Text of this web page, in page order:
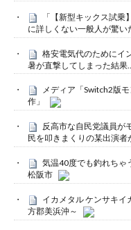
「【新型キックス試
に詳しくない一般人が驚い
格安電気代のためにイ
暑が直撃してしまった結果
メディア「Switch2版
作」
反高市な自民党議員が
民を叩きまくりの某出演
気温40度でも釣れちゃ
松阪市
イカメタル ケンサキ
方郡美浜沖～